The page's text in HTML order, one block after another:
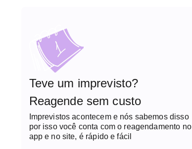
Teve um imprevisto?
Reagende sem custo
Imprevistos acontecem e nós sabemos disso
por isso você conta com o reagendamento no
app e no site, é rápido e fácil